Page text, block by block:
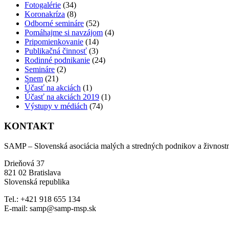
Fotogalérie (34)
Koronakríza (8)
Odborné semináre (52)
Pomáhajme si navzájom (4)
Pripomienkovanie (14)
Publikačná činnosť (3)
Rodinné podnikanie (24)
Semináre (2)
Snem (21)
Účasť na akciách (1)
Účasť na akciách 2019 (1)
Výstupy v médiách (74)
KONTAKT
SAMP – Slovenská asociácia malých a stredných podnikov a
Drieňová 37
821 02 Bratislava
Slovenská republika
Tel.: +421 918 655 134
E-mail: samp@samp-msp.sk